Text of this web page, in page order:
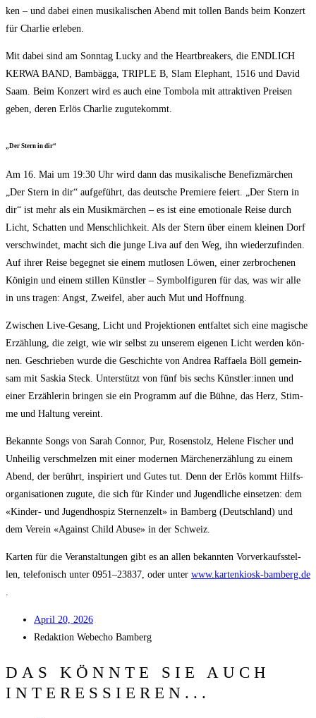
ken – und dabei einen musi­ka­li­schen Abend mit tol­len Bands beim Kon­zert
für Char­lie erleben.
Mit dabei sind am Sonn­tag Lucky and the Heart­brea­k­ers, die ENDLICH
KERWA BAND, Bam­bäg­ga, TRIPLE B, Slam Ele­phant, 1516 und David
Saam. Beim Kon­zert wird es auch eine Tom­bo­la mit attrak­ti­ven Prei­sen
geben, deren Erlös Char­lie zugutekommt.
„Der Stern in dir“
Am 16. Mai um 19:30 Uhr wird dann das musi­ka­li­sche Bene­fiz­mär­chen
„Der Stern in dir“ auf­ge­führt, das deut­sche Pre­mie­re fei­ert. „Der Stern in
dir“ ist mehr als ein Musik­mär­chen – es ist eine emo­tio­na­le Rei­se durch
Licht, Schat­ten und Mensch­lich­keit. Als der Stern über einem klei­nen Dorf
ver­schwin­det, macht sich die jun­ge Liva auf den Weg, ihn wie­der­zu­fin­den.
Auf ihrer Rei­se begeg­net sie einem mut­lo­sen Löwen, einer zer­bro­che­nen
Köni­gin und einem stil­len Künst­ler – Sym­bol­fi­gu­ren für das, was wir alle
in uns tra­gen: Angst, Zwei­fel, aber auch Mut und Hoffnung.
Zwi­schen Live-Gesang, Licht und Pro­jek­tio­nen ent­fal­tet sich eine magi­sche
Erzäh­lung, die zeigt, wie wir selbst zu unse­rem eige­nen Licht wer­den kön­
nen. Geschrie­ben wur­de die Geschich­te von Andrea Raf­fae­la Böll gemein­
sam mit Saskia Steck. Unter­stützt von fünf bis sechs Künstler:innen und
einer Erzäh­le­rin brin­gen sie ein Pro­gramm auf die Büh­ne, das Herz, Stim­
me und Hal­tung vereint.
Bekann­te Songs von Sarah Con­nor, Pur, Rosen­stolz, Hele­ne Fischer und
Unhei­lig ver­schmel­zen mit einer moder­nen Mär­chen­er­zäh­lung zu einem
Abend, der berührt, inspi­riert und Gutes tut. Denn der Erlös kommt Hilfs­
or­ga­ni­sa­tio­nen zugu­te, die sich für Kin­der und Jugend­li­che ein­set­zen: dem
«Kin­der- und Jugend­hos­piz Ster­nen­zelt» in Bam­berg (Deutsch­land) und
dem Ver­ein «Against Child Abu­se» in der Schweiz.
Kar­ten für die Ver­an­stal­tun­gen gibt es an allen bekann­ten Vor­ver­kaufs­stel­
len, tele­fo­nisch unter 0951–23837, oder unter www.kartenkiosk-bamberg.de
April 20, 2026
Redak­ti­on Web­echo Bamberg
DAS KÖNNTE SIE AUCH
INTERESSIEREN...